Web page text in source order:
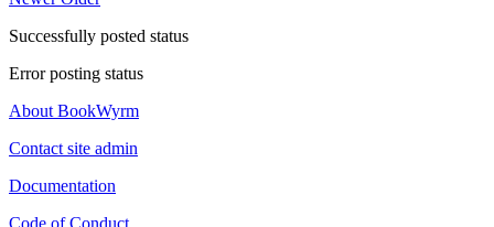
Successfully posted status
Error posting status
About BookWyrm
Contact site admin
Documentation
Code of Conduct